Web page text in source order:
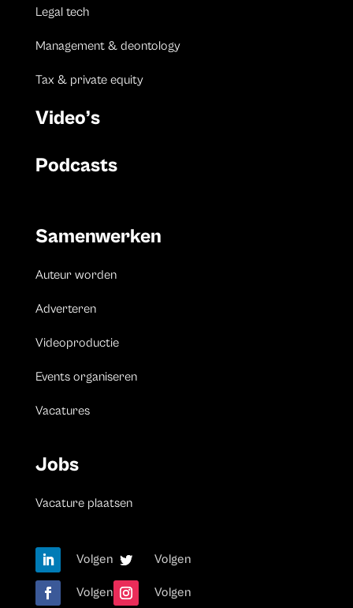
Legal tech
Management & deontology
Tax & private equity
Video’s
Podcasts
Samenwerken
Auteur worden
Adverteren
Videoproductie
Events organiseren
Vacatures
Jobs
Vacature plaatsen
Volgen Volgen
Volgen Volgen